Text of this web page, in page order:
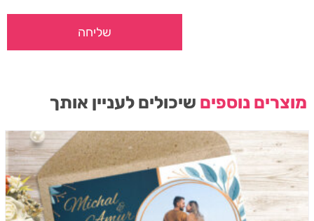
מוצרים נוספים שיכולים לעניין אותך